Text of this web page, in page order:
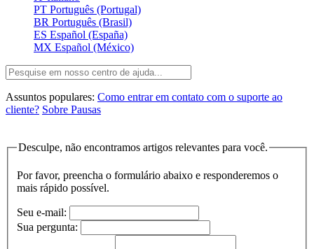
PT Português (Portugal)
BR Português (Brasil)
ES Español (España)
MX Español (México)
Assuntos populares: Como entrar em contato com o suporte ao
cliente? Sobre Pausas
Desculpe, não encontramos artigos relevantes para você.
Por favor, preencha o formulário abaixo e responderemos o
mais rápido possível.
Seu e-mail:
Sua pergunta: